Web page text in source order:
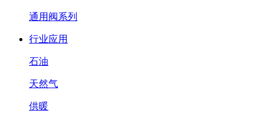
通用阀系列
行业应用
石油
天然气
供暖